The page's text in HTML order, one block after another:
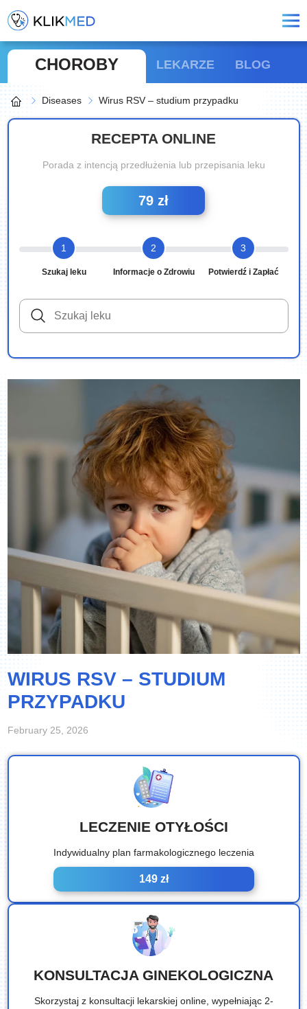
CHOROBY LEKARZE BLOG
Diseases Wirus RSV – studium przypadku
RECEPTA ONLINE
Porada z intencją przedłużenia lub przepisania leku
79 zł
1
Szukaj leku
2
Informacje o Zdrowiu
3
Potwierdź i Zapłać
WIRUS RSV – STUDIUM
PRZYPADKU
February 25, 2026
LECZENIE OTYŁOŚCI
Indywidualny plan farmakologicznego leczenia
149 zł
KONSULTACJA GINEKOLOGICZNA
Skorzystaj z konsultacji lekarskiej online, wypełniając 2-